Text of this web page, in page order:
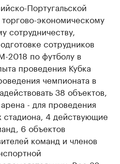
Португальской
экономическому
сотрудничеству,
сотрудников
по футболу в
проведения Кубка
чемпионата в
38 объектов,
- для проведения
стадиона, 4 действующие
6 объектов
команд и членов